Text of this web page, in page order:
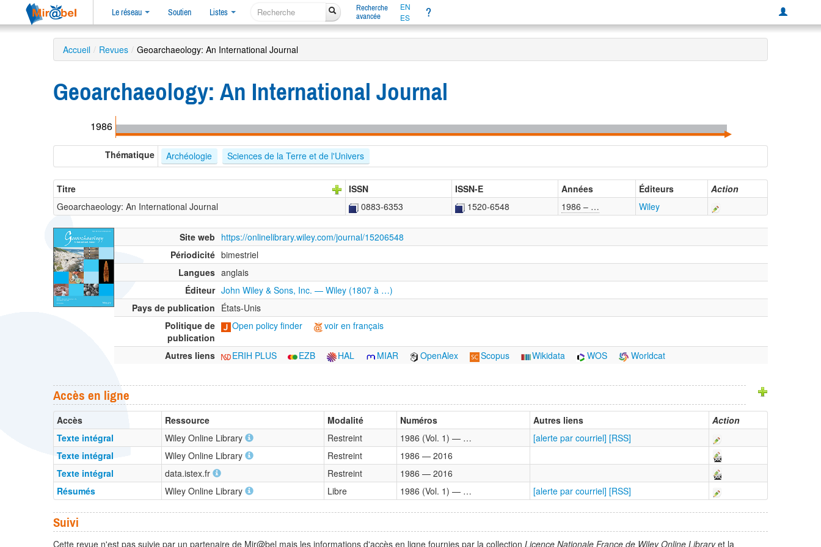
Le réseau Soutien Listes
Recherche
avancée
EN
ES
?
Accueil / Revues / Geoarchaeology: An International Journal
Geoarchaeology: An International Journal
1986
Thématique Archéologie Sciences de la Terre et de l'Univers
Titre ISSN ISSN-E Années Éditeurs
Action
Geoarchaeology: An International Journal
0883-6353 1520-6548 1986 – … Wiley
Site web https://onlinelibrary.wiley.com/journal/15206548
Périodicité bimestriel
Langues anglais
Éditeur John Wiley & Sons, Inc. — Wiley (1807 à …)
Pays de publication États-Unis
Politique de
publication
Open policy finder voir en français
Autres liens ERIH PLUS EZB HAL MIAR OpenAlex Scopus Wikidata WOS Worldcat
Accès en ligne
Accès Ressource Modalité Numéros Autres liens
Action
Texte intégral
Wiley Online Library Restreint 1986 (Vol. 1) — … [alerte par courriel] [RSS]
Texte intégral
Wiley Online Library Restreint
1986 — 2016
Texte intégral
data.istex.fr Restreint
1986 — 2016
Résumés
Wiley Online Library Libre 1986 (Vol. 1) — … [alerte par courriel] [RSS]
Suivi
Cette revue n'est pas suivie par un partenaire de Mir@bel mais les informations d'accès en ligne fournies par la collection Licence Nationale France de Wiley Online Libraryet la